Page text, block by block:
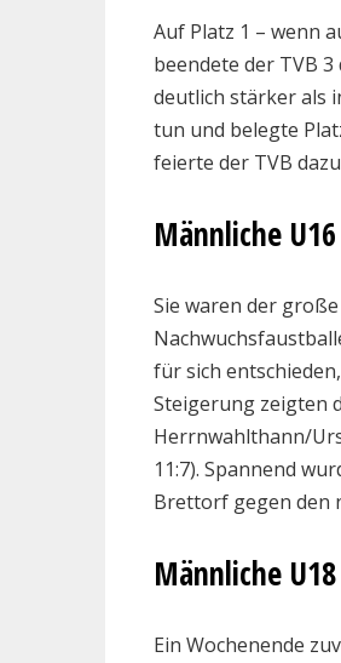
Auf Platz 1 – wenn
beendete der TVB
deutlich stärker als
tun und belegte
feierte der TVB
Männliche U16
Sie waren der
für sich
Steigerung zeigten
Herrnwahlthann/
11:7). Spannend
Brettorf gegen den
Männliche U18
Ein Wochenende